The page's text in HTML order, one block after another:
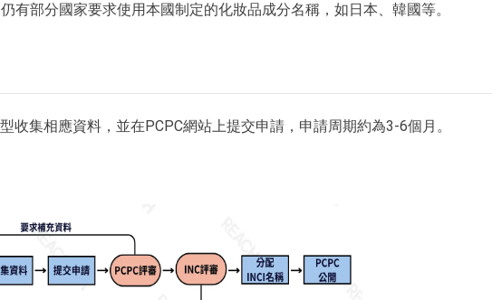
有部分國家要求使用本國制定的化妝品成分名稱，如日本、韓國等。
收集相應資料，並在PCPC網站上提交申請，申請周期約為3-6個月。